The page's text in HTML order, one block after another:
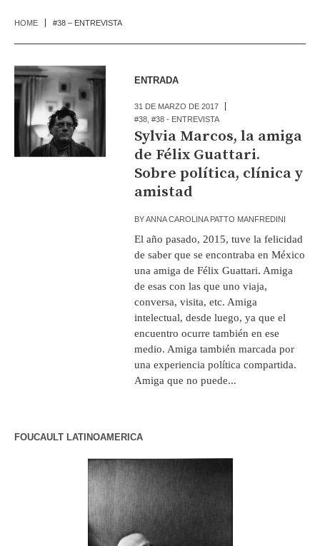
HOME #38 – ENTREVISTA
ENTRADA
31 DE MARZO DE 2017
#38 ,#38 - ENTREVISTA
Sylvia Marcos, la amiga
de Félix Guattari.
Sobre política, clínica y
amistad
BYANNA CAROLINA PATTO MANFREDINI
El año pasado, 2015, tuve la felicidad
de saber que se encontraba en México
una amiga de Félix Guattari. Amiga
de esas con las que uno viaja,
conversa, visita, etc. Amiga
intelectual, desde luego, ya que el
encuentro ocurre también en ese
medio. Amiga también marcada por
una experiencia política compartida.
Amiga que no puede...
FOUCAULT LATINOAMERICA